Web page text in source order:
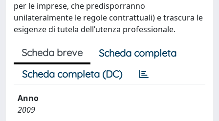
per le imprese, che predisporranno
unilateralmente le regole contrattuali) e trascura le
esigenze di tutela dell’utenza professionale.
Scheda breve
Scheda completa
Scheda completa (DC)
Anno
2009